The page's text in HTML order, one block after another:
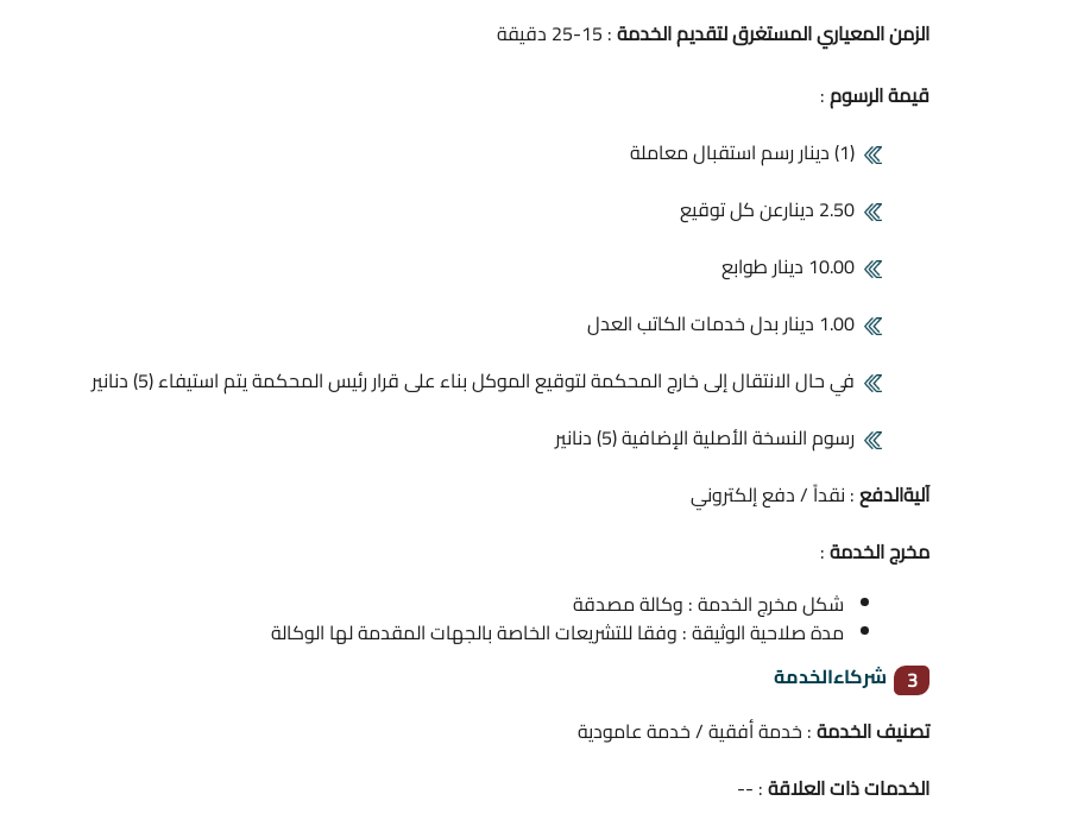
الزمن المعياري المستغرق لتقديم الخدمة: 15-25 دقيقة
قيمة الرسوم:
(1) دينار رسم استقبال معاملة
في حال الانتقال إلى خارج المحكمة لتوقيع الموكل بناء على قرار رئيس المحكمة يتم استيفاء (5) دنانير
رسوم النسخة الأصلية الإضافية (5) دنانير
آليةالدفع: نقداً / دفع إلكتروني
مخرج الخدمة:
شكل مخرج الخدمة : وكالة مصدقة
مدة صلاحية الوثيقة : وفقا للتشريعات الخاصة بالجهات المقدمة لها الوكالة
3
شركاءالخدمة
تصنيف الخدمة: خدمة أفقية / خدمة عامودية
الخدمات ذات العلاقة: --